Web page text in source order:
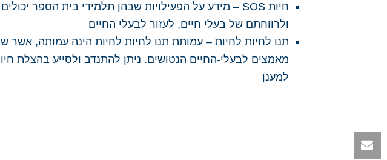
חיות SOS –
מידע על הפעילויות שבהן תלמידי בית הספר
ולרווחתם של בעלי חיים, לעזור לבעלי החיים
תנו לחיות לחיות – עמותת תנו לחיות לחיות הינה עמותה,
מאמצים לבעלי-החיים הנטושים. ניתן להתנדב ולסייע בהצלת
למענן